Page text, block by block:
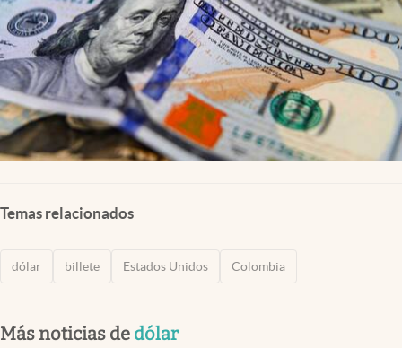
Temas relacionados
dólar billete Estados Unidos Colombia
Más noticias de dólar